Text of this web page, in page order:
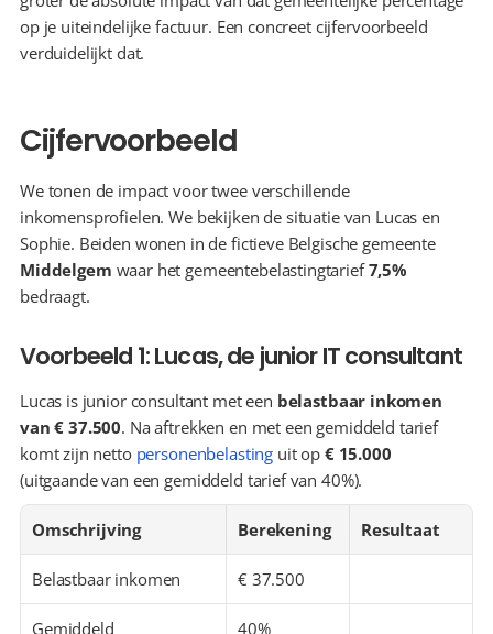
op je uiteindelijke factuur. Een concreet cijfervoorbeeld
verduidelijkt dat.
Cijfervoorbeeld
We tonen de impact voor twee verschillende
inkomensprofielen. We bekijken de situatie van Lucas en
Sophie. Beiden wonen in de fictieve Belgische gemeente
Middelgem waar het gemeentebelastingtarief 7,5%
bedraagt.
Voorbeeld 1: Lucas, de junior IT consultant
Lucas is junior consultant met een belastbaar inkomen
van € 37.500. Na aftrekken en met een gemiddeld tarief
komt zijn netto personenbelasting uit op € 15.000
(uitgaande van een gemiddeld tarief van 40%).
Omschrijving Berekening Resultaat
Belastbaar inkomen € 37.500
Gemiddeld 40%